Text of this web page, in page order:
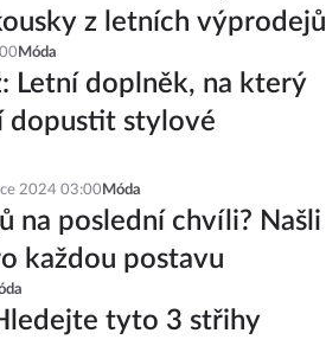
z letních výprodejů
Móda
Letní doplněk, na který
dopustit stylové
2024 03:00 Móda
na poslední chvíli? Našli
každou postavu
tyto 3 střihy